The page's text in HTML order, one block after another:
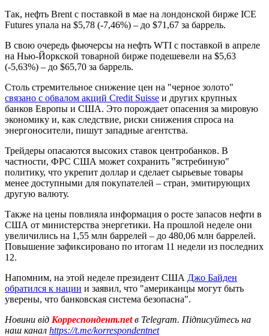
Так, нефть Brent с поставкой в мае на лондонской бирже ICE
Futures упала на $5,78 (-7,46%) – до $71,67 за баррель.
В свою очередь фьючерсы на нефть WTI с поставкой в апреле
на Нью-Йоркской товарной бирже подешевели на $5,63
(-5,63%) – до $65,70 за баррель.
Столь стремительное снижение цен на "черное золото"
связано с обвалом акций Credit Suisse и других крупных
банков Европы и США. Это порождает опасения за мировую
экономику и, как следствие, риски снижения спроса на
энергоносители, пишут западные агентства.
Трейдеры опасаются высоких ставок центробанков. В
частности, ФРС США может сохранить "ястребиную"
политику, что укрепит доллар и сделает сырьевые товары
менее доступными для покупателей – стран, эмитирующих
другую валюту.
Также на цены повлияла информация о росте запасов нефти в
США от министерства энергетики. На прошлой неделе они
увеличились на 1,55 млн баррелей – до 480,06 млн баррелей.
Повышение зафиксировано по итогам 11 недели из последних
12.
Напомним, на этой неделе президент США Джо Байден
обратился к нации и заявил, что "американцы могут быть
уверены, что банковская система безопасна".
Новини від Корреспондент.netв Telegram. Підписуйтесь на
наш канал https://t.me/korrespondentnet